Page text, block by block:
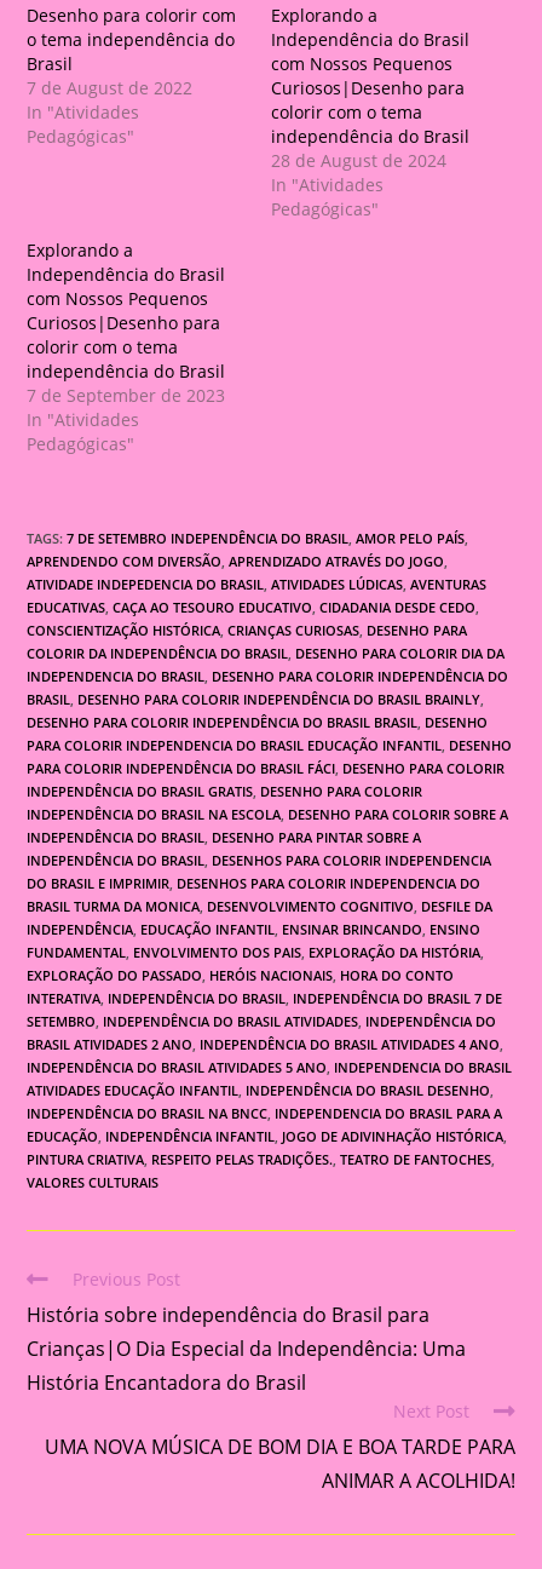
Desenho para colorir com
o tema independência do
Brasil
7 de August de 2022
In "Atividades
Pedagógicas"
Explorando a
Independência do Brasil
com Nossos Pequenos
Curiosos|Desenho para
colorir com o tema
independência do Brasil
28 de August de 2024
In "Atividades
Pedagógicas"
Explorando a
Independência do Brasil
com Nossos Pequenos
Curiosos|Desenho para
colorir com o tema
independência do Brasil
7 de September de 2023
In "Atividades
Pedagógicas"
TAGS:7 DE SETEMBRO INDEPENDÊNCIA DO BRASIL, AMOR PELO PAÍS,
APRENDENDO COM DIVERSÃO, APRENDIZADO ATRAVÉS DO JOGO,
ATIVIDADE INDEPEDENCIA DO BRASIL, ATIVIDADES LÚDICAS, AVENTURAS
EDUCATIVAS, CAÇA AO TESOURO EDUCATIVO, CIDADANIA DESDE CEDO,
CONSCIENTIZAÇÃO HISTÓRICA, CRIANÇAS CURIOSAS, DESENHO PARA
COLORIR DA INDEPENDÊNCIA DO BRASIL, DESENHO PARA COLORIR DIA DA
INDEPENDENCIA DO BRASIL, DESENHO PARA COLORIR INDEPENDÊNCIA DO
BRASIL, DESENHO PARA COLORIR INDEPENDÊNCIA DO BRASIL BRAINLY,
DESENHO PARA COLORIR INDEPENDÊNCIA DO BRASIL BRASIL, DESENHO
PARA COLORIR INDEPENDENCIA DO BRASIL EDUCAÇÃO INFANTIL, DESENHO
PARA COLORIR INDEPENDÊNCIA DO BRASIL FÁCI, DESENHO PARA COLORIR
INDEPENDÊNCIA DO BRASIL GRATIS, DESENHO PARA COLORIR
INDEPENDÊNCIA DO BRASIL NA ESCOLA, DESENHO PARA COLORIR SOBRE A
INDEPENDÊNCIA DO BRASIL, DESENHO PARA PINTAR SOBRE A
INDEPENDÊNCIA DO BRASIL, DESENHOS PARA COLORIR INDEPENDENCIA
DO BRASIL E IMPRIMIR, DESENHOS PARA COLORIR INDEPENDENCIA DO
BRASIL TURMA DA MONICA, DESENVOLVIMENTO COGNITIVO, DESFILE DA
INDEPENDÊNCIA, EDUCAÇÃO INFANTIL, ENSINAR BRINCANDO, ENSINO
FUNDAMENTAL, ENVOLVIMENTO DOS PAIS, EXPLORAÇÃO DA HISTÓRIA,
EXPLORAÇÃO DO PASSADO, HERÓIS NACIONAIS, HORA DO CONTO
INTERATIVA, INDEPENDÊNCIA DO BRASIL, INDEPENDÊNCIA DO BRASIL 7 DE
SETEMBRO, INDEPENDÊNCIA DO BRASIL ATIVIDADES, INDEPENDÊNCIA DO
BRASIL ATIVIDADES 2 ANO, INDEPENDÊNCIA DO BRASIL ATIVIDADES 4 ANO,
INDEPENDÊNCIA DO BRASIL ATIVIDADES 5 ANO, INDEPENDENCIA DO BRASIL
ATIVIDADES EDUCAÇÃO INFANTIL, INDEPENDÊNCIA DO BRASIL DESENHO,
INDEPENDÊNCIA DO BRASIL NA BNCC, INDEPENDENCIA DO BRASIL PARA A
EDUCAÇÃO, INDEPENDÊNCIA INFANTIL, JOGO DE ADIVINHAÇÃO HISTÓRICA,
PINTURA CRIATIVA, RESPEITO PELAS TRADIÇÕES., TEATRO DE FANTOCHES,
VALORES CULTURAIS
Read
more
articles
Previous Post
História sobre independência do Brasil para
Crianças|O Dia Especial da Independência: Uma
História Encantadora do Brasil
Next Post
UMA NOVA MÚSICA DE BOM DIA E BOA TARDE PARA
ANIMAR A ACOLHIDA!